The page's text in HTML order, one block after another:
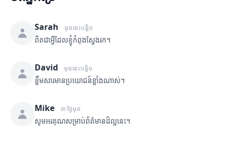
Sarah មុននេះបន្តិច
ពិតជាអ្វីដែលខ្ញុំកំពុងស្វែងរក។
David មុននេះបន្តិច
ខ្លឹមសារមានប្រយោជន៍ខ្លាំងណាស់។
Mike ៣ ថ្ងៃមុន
សូមអរគុណសម្រាប់ព័ត៌មានដ៏ល្អនេះ។